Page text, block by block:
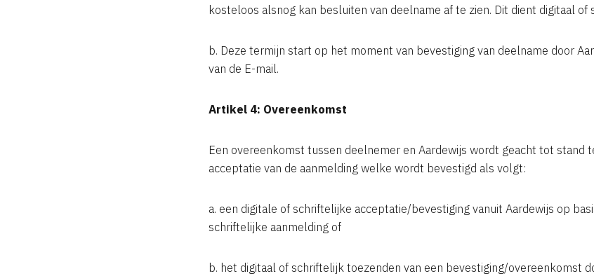
kosteloos alsnog kan besluiten van deelname af te zien. Dit dient digitaal
b. Deze termijn start op het moment van bevestiging van deelname door
van de E-mail.
Artikel 4: Overeenkomst
Een overeenkomst tussen deelnemer en Aardewijs wordt geacht tot stand
acceptatie van de aanmelding welke wordt bevestigd als volgt:
a. een digitale of schriftelijke acceptatie/bevestiging vanuit Aardewijs op
schriftelijke aanmelding of
b. het digitaal of schriftelijk toezenden van een bevestiging/overeenkomst